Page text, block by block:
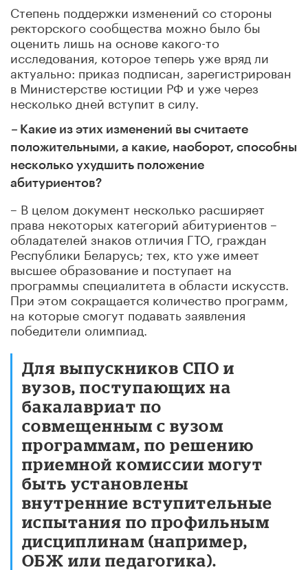
Степень поддержки изменений со стороны
ректорского сообщества можно было бы
оценить лишь на основе какого-то
исследования, которое теперь уже вряд ли
актуально: приказ подписан, зарегистрирован
в Министерстве юстиции РФ и уже через
несколько дней вступит в силу.
– Какие из этих изменений вы считаете
положительными, а какие, наоборот, способны
несколько ухудшить положение
абитуриентов?
– В целом документ несколько расширяет
права некоторых категорий абитуриентов –
обладателей знаков отличия ГТО, граждан
Республики Беларусь; тех, кто уже имеет
высшее образование и поступает на
программы специалитета в области искусств.
При этом сокращается количество программ,
на которые смогут подавать заявления
победители олимпиад.
Для выпускников СПО и
вузов, поступающих на
бакалавриат по
совмещенным с вузом
программам, по решению
приемной комиссии могут
быть установлены
внутренние вступительные
испытания по профильным
дисциплинам (например,
ОБЖ или педагогика).